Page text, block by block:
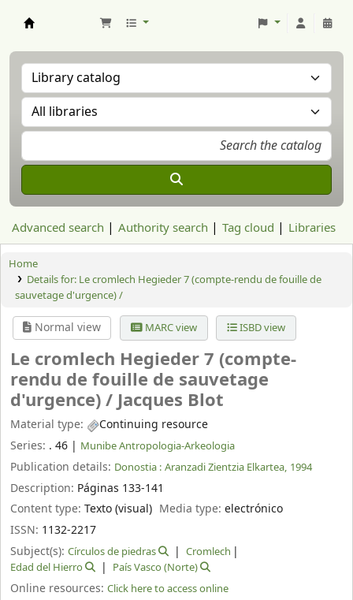
Advanced search Authority search Tag cloud Libraries
Home
Details for: Le cromlech Hegieder 7 (compte-rendu de fouille de
sauvetage d'urgence) /
Normal view MARC view ISBD view
Le cromlech Hegieder 7 (compte-
rendu de fouille de sauvetage
d'urgence) / Jacques Blot
Material type:
Continuing resource
Series: . 46 | Munibe Antropologia-Arkeologia
Publication details: Donostia : Aranzadi Zientzia Elkartea, 1994
Description: Páginas 133-141
Content type: Texto (visual) Media type:electrónico
ISSN: 1132-2217
Subject(s): Círculos de piedras
Cromlech
Edad del Hierro
País Vasco (Norte)
Online resources: Click here to access online